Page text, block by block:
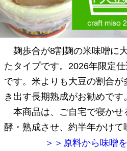
麹歩合が8割麹の米味噌に
たタイプです。2026年限定
です。米よりも大豆の割合が
き出す長期熟成がお勧めです。
本商品は、ご自宅で寝かせ
酵・熟成させ、約半年かけて
＞＞原料から味噌